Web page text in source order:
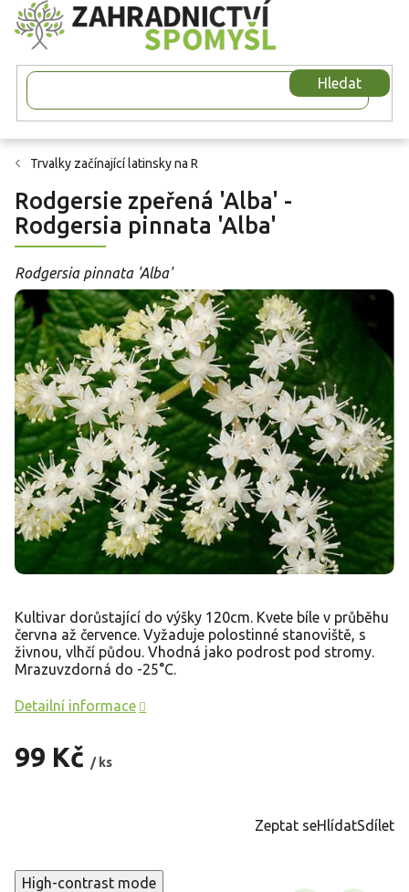
Přejít
na
obsah
Hledat
Trvalky začínající latinsky na R
Rodgersie zpeřená 'Alba' -
Rodgersia pinnata 'Alba'
Rodgersia pinnata 'Alba'
99 Kč / ks
Kultivar dorůstající do výšky 120cm. Kvete bíle v průběhu
června až července. Vyžaduje polostinné stanoviště, s
živnou, vlhčí půdou. Vhodná jako podrost pod stromy.
Mrazuvzdorná do -25°C.
Detailní informace
Zeptat seHlídatSdílet
High-contrast mode